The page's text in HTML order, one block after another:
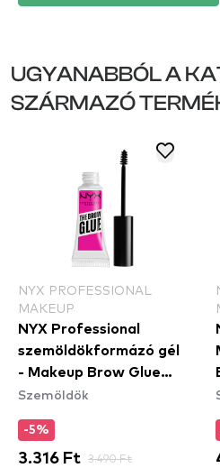
UGYANABBÓL A
SZÁRMAZÓ
NYX PROFESSIONAL
MAKEUP
NYX Professional
szemöldökformázó gél
- Makeup Brow Glue
Instant Brow Styler
Szemöldök
-5%
3.316 Ft 3.490 Ft